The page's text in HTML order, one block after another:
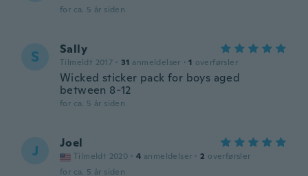
for ca. 5 år siden
S Sally
Tilmeldt 2017 · 31 anmeldelser · 1 overførsler
Wicked sticker pack for boys aged
between 8-12
for ca. 5 år siden
J Joel
Tilmeldt 2020 · 4 anmeldelser · 2 overførsler
for ca. 5 år siden